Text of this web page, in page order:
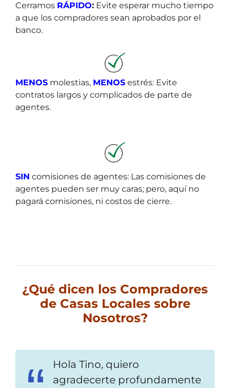
Cerramos RÁPIDO: Evite esperar mucho tiempo
a que los compradores sean aprobados por el
banco.
MENOS molestias, MENOS estrés: Evite
contratos largos y complicados de parte de
agentes.
SIN comisiones de agentes: Las comisiones de
agentes pueden ser muy caras; pero, aquí no
pagará comisiones, ni costos de cierre.
¿Qué dicen los Compradores
de Casas Locales sobre
Nosotros?
Hola Tino, quiero
agradecerte profundamente